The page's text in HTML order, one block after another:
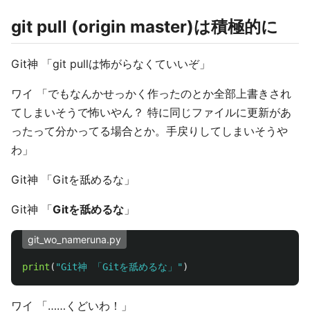
git pull (origin master)は積極的に
Git神 「git pullは怖がらなくていいぞ」
ワイ 「でもなんかせっかく作ったのとか全部上書きされ
てしまいそうで怖いやん？ 特に同じファイルに更新があ
ったって分かってる場合とか。手戻りしてしまいそうや
わ」
Git神 「Gitを舐めるな」
Git神 「Gitを舐めるな 」
git_wo_nameruna.py
print ( "Git神 「Gitを舐めるな」 " )
ワイ 「……くどいわ！」